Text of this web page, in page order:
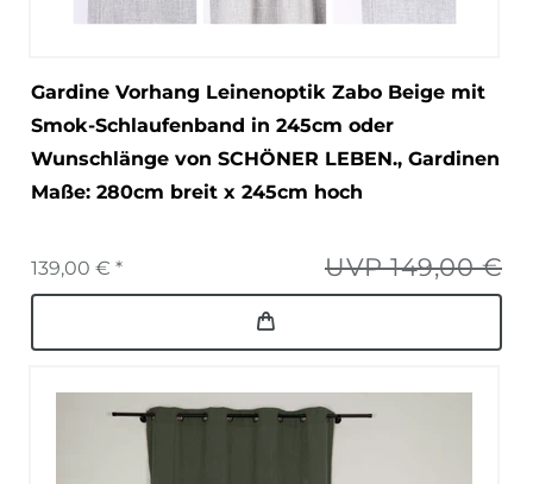
Gardine Vorhang Leinenoptik Zabo Beige mit
Smok-Schlaufenband in 245cm oder
Wunschlänge von SCHÖNER LEBEN., Gardinen
Maße: 280cm breit x 245cm hoch
UVP 149,00 €
139,00 € *